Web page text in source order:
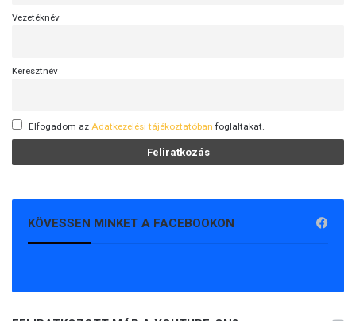
Vezetéknév
Keresztnév
Elfogadom az Adatkezelési tájékoztatóban foglaltakat.
KÖVESSEN MINKET A FACEBOOKON